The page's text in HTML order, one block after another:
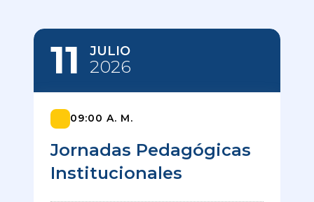
11 JULIO
2026
09:00 A. M.
Jornadas Pedagógicas
Institucionales